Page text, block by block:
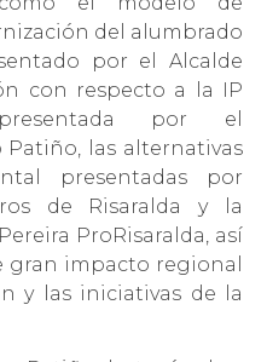
del alumbrado
por el Alcalde
con respecto a la IP
por el
las alternativas
presentadas por
de Risaralda y la
ProRisaralda, así
gran impacto regional
y las iniciativas de la